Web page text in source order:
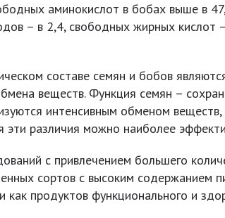
аминокислот в бобах выше в
– в 2,4, свободных жирных
составе семян и бобов
веществ. Функция семян –
интенсивным обменом
эти различия можно наиболее
с привлечением большего
сортов с высоким содержанием
продуктов функционального и